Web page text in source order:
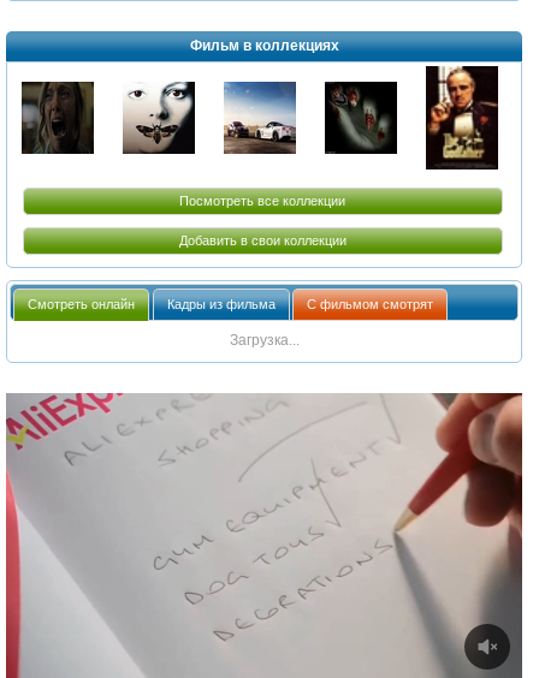
Фильм в коллекциях
Посмотреть все коллекции
Добавить в свои коллекции
Смотреть онлайн Кадры из фильма С фильмом смотрят
Загрузка...